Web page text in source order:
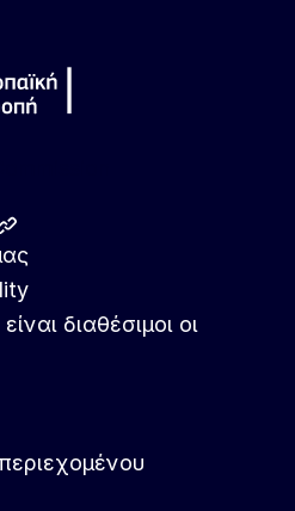
διαθέσιμοι οι